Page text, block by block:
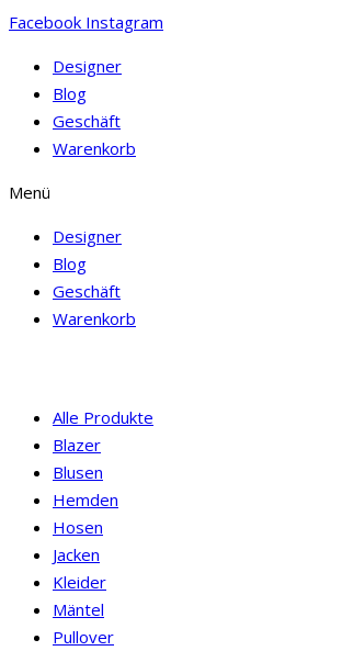
Facebook Instagram
Designer
Blog
Geschäft
Warenkorb
Menü
Designer
Blog
Geschäft
Warenkorb
Alle Produkte
Blazer
Blusen
Hemden
Hosen
Jacken
Kleider
Mäntel
Pullover